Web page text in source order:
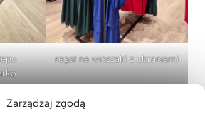
Zarządzaj zgodą
regał na wieszaki z ubraniami